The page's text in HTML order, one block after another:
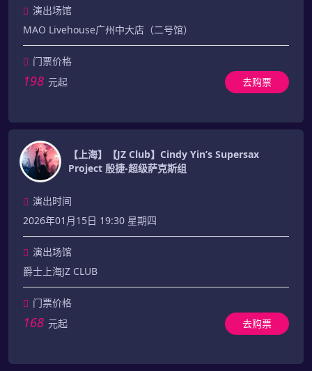
演出场馆
MAO Livehouse广州中大店（二号馆）
门票价格
198 元起 去购票
【上海】【JZ Club】Cindy Yin’s Supersax
Project 殷捷-超级萨克斯组
演出时间
2026年01月15日 19:30 星期四
演出场馆
爵士上海JZ CLUB
门票价格
168 元起 去购票